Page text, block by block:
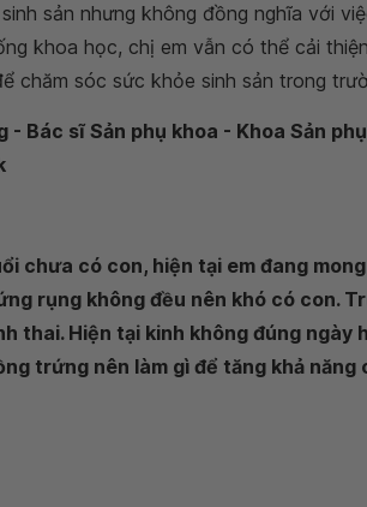
sản nhưng không đồng nghĩa với
khoa học, chị em vẫn có thể cải
chăm sóc sức khỏe sinh sản trong
Bác sĩ Sản phụ khoa - Khoa Sản
chưa có con, hiện tại em đang
rụng không đều nên khó có con.
thai. Hiện tại kinh không đúng ngày
trứng nên làm gì để tăng khả năng